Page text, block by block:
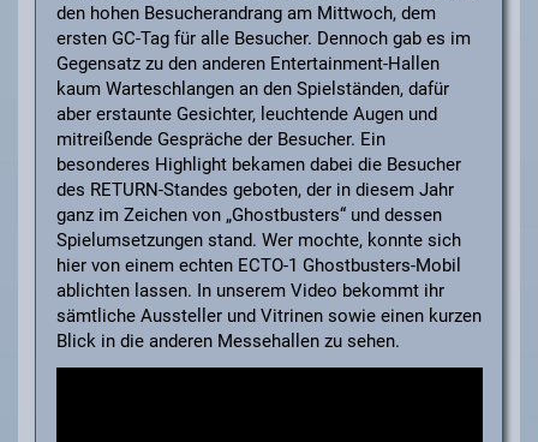
den hohen Besucherandrang am Mittwoch, dem
ersten GC-Tag für alle Besucher. Dennoch gab es im
Gegensatz zu den anderen Entertainment-Hallen
kaum Warteschlangen an den Spielständen, dafür
aber erstaunte Gesichter, leuchtende Augen und
mitreißende Gespräche der Besucher. Ein
besonderes Highlight bekamen dabei die Besucher
des RETURN-Standes geboten, der in diesem Jahr
ganz im Zeichen von „Ghostbusters“ und dessen
Spielumsetzungen stand. Wer mochte, konnte sich
hier von einem echten ECTO-1 Ghostbusters-Mobil
ablichten lassen. In unserem Video bekommt ihr
sämtliche Aussteller und Vitrinen sowie einen kurzen
Blick in die anderen Messehallen zu sehen.